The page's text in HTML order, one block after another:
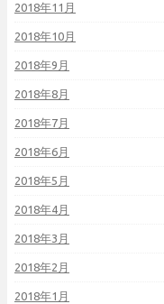
2018年11月
2018年10月
2018年9月
2018年8月
2018年7月
2018年6月
2018年5月
2018年4月
2018年3月
2018年2月
2018年1月